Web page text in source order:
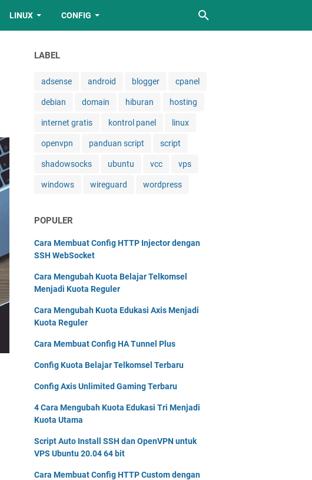
LINUX CONFIG
LABEL
adsense android blogger cpanel
debian domain hiburan hosting
internet gratis kontrol panel linux
openvpn panduan script script
shadowsocks ubuntu vcc vps
windows wireguard wordpress
POPULER
Cara Membuat Config HTTP Injector dengan
SSH WebSocket
Cara Mengubah Kuota Belajar Telkomsel
Menjadi Kuota Reguler
Cara Mengubah Kuota Edukasi Axis Menjadi
Kuota Reguler
Cara Membuat Config HA Tunnel Plus
Config Kuota Belajar Telkomsel Terbaru
Config Axis Unlimited Gaming Terbaru
4 Cara Mengubah Kuota Edukasi Tri Menjadi
Kuota Utama
Script Auto Install SSH dan OpenVPN untuk
VPS Ubuntu 20.04 64 bit
Cara Membuat Config HTTP Custom dengan